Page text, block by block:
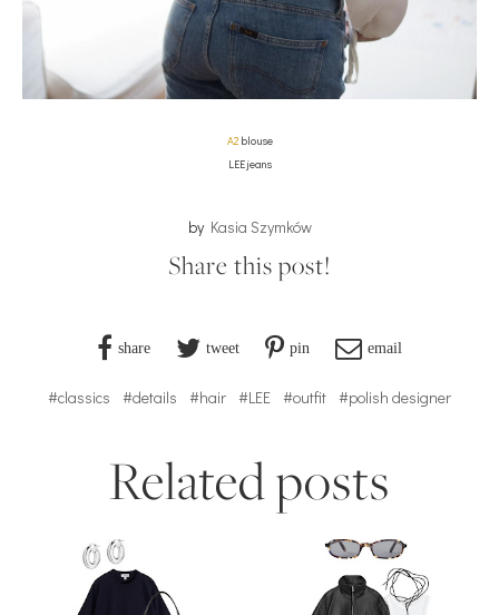
A2blouse
LEE jeans
by Kasia Szymków
Share this post!
share tweet pin email
#classics #details #hair #LEE #outfit #polish designer
Related posts